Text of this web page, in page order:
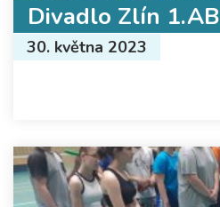
Divadlo Zlín 1.AB
30. května 2023